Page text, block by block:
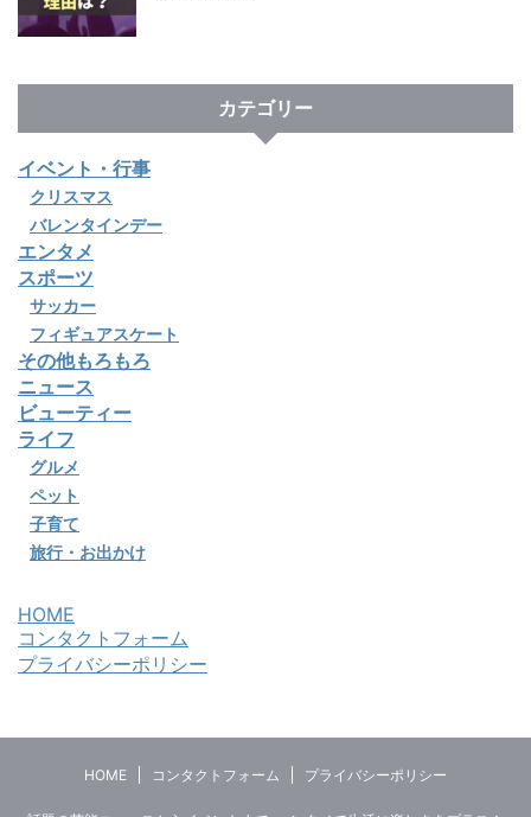
カテゴリー
イベント・行事
クリスマス
バレンタインデー
エンタメ
スポーツ
サッカー
フィギュアスケート
その他もろもろ
ニュース
ビューティー
ライフ
グルメ
ペット
子育て
旅行・お出かけ
HOME
コンタクトフォーム
プライバシーポリシー
HOME コンタクトフォーム プライバシーポリシー